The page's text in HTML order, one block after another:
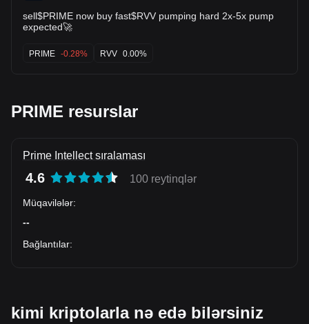
sell$PRIME now buy fast$RVV pumping hard 2x-5x pump
expected🚀
PRIME -0.28% RVV 0.00%
PRIME resurslar
Prime Intellect sıralaması
4.6 100 reytinqlər
Müqavilələr:
--
Bağlantılar:
kimi kriptolarla nə edə bilərsiniz